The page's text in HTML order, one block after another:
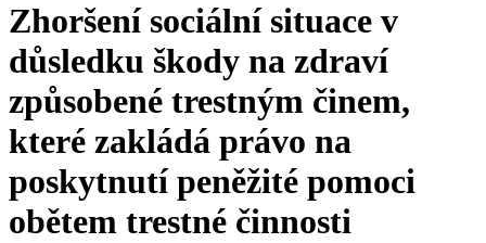
Zhoršení sociální situace v
důsledku škody na zdraví
způsobené trestným činem,
které zakládá právo na
poskytnutí peněžité pomoci
obětem trestné činnosti